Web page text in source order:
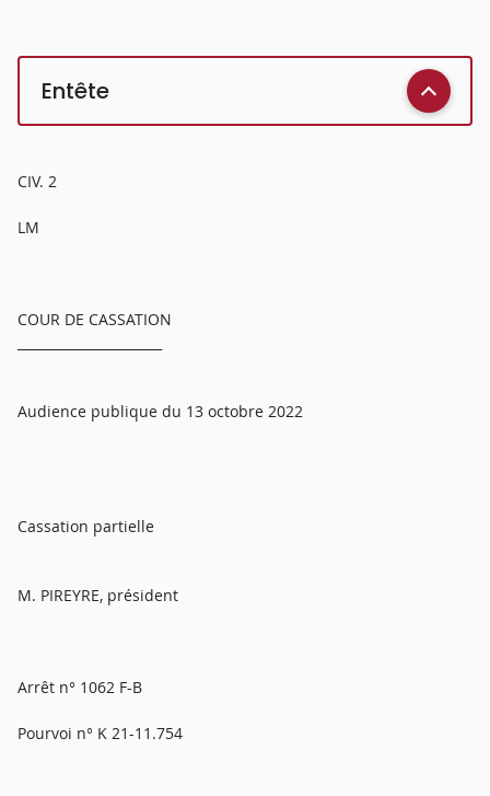
Entête
CIV. 2
LM
COUR DE CASSATION
Audience publique du 13 octobre 2022
Cassation partielle
M. PIREYRE, président
Arrêt n° 1062 F-B
Pourvoi n° K 21-11.754